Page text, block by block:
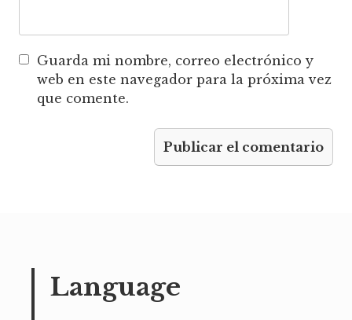
Guarda mi nombre, correo electrónico y
web en este navegador para la próxima vez
que comente.
Language